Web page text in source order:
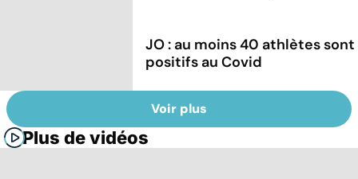
JO : au moins 40 athlètes sont
positifs au Covid
Voir plus
Plus de vidéos